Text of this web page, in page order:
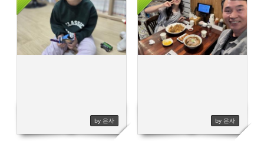
by 은사
505
by 은사
461